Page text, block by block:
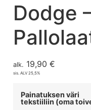
Dodge
alk. 19,90 €
sis. ALV 25,5%
Painatuksen väri
tekstiiliin (oma